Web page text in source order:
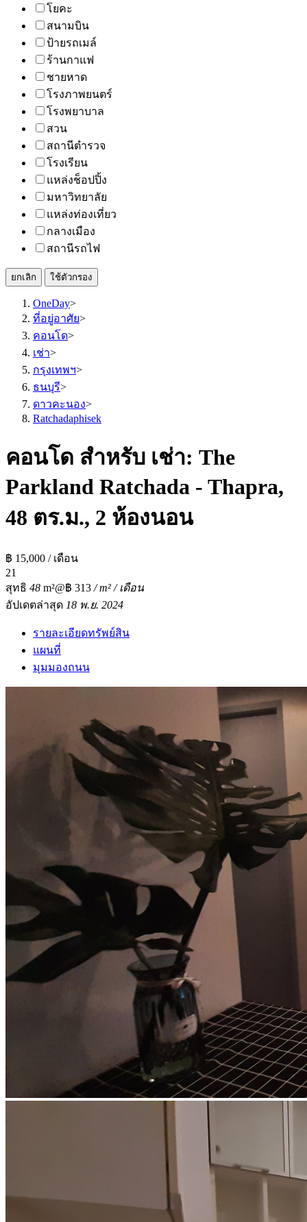
โยคะ
สนามบิน
ป้ายรถเมล์
ร้านกาแฟ
ชายหาด
โรงภาพยนตร์
โรงพยาบาล
สวน
สถานีตำรวจ
โรงเรียน
แหล่งช็อปปิ้ง
มหาวิทยาลัย
แหล่งท่องเที่ยว
กลางเมือง
สถานีรถไฟ
ยกเลิก ใช้ตัวกรอง
OneDay>
ที่อยู่อาศัย>
คอนโด>
เช่า>
กรุงเทพฯ>
ธนบุรี>
ดาวคะนอง>
Ratchadaphisek
คอนโด สำหรับ เช่า: The
Parkland Ratchada - Thapra,
48 ตร.ม., 2 ห้องนอน
฿ 15,000 / เดือน
21
สุทธิ 48 m²@฿ 313 / m² / เดือน
อัปเดตล่าสุด 18 พ.ย. 2024
รายละเอียดทรัพย์สิน
แผนที่
มุมมองถนน